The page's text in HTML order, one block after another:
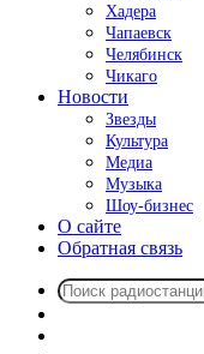
Хадера
Чапаевск
Челябинск
Чикаго
Новости
Звезды
Культура
Медиа
Музыка
Шоу-бизнес
О сайте
Обратная связь